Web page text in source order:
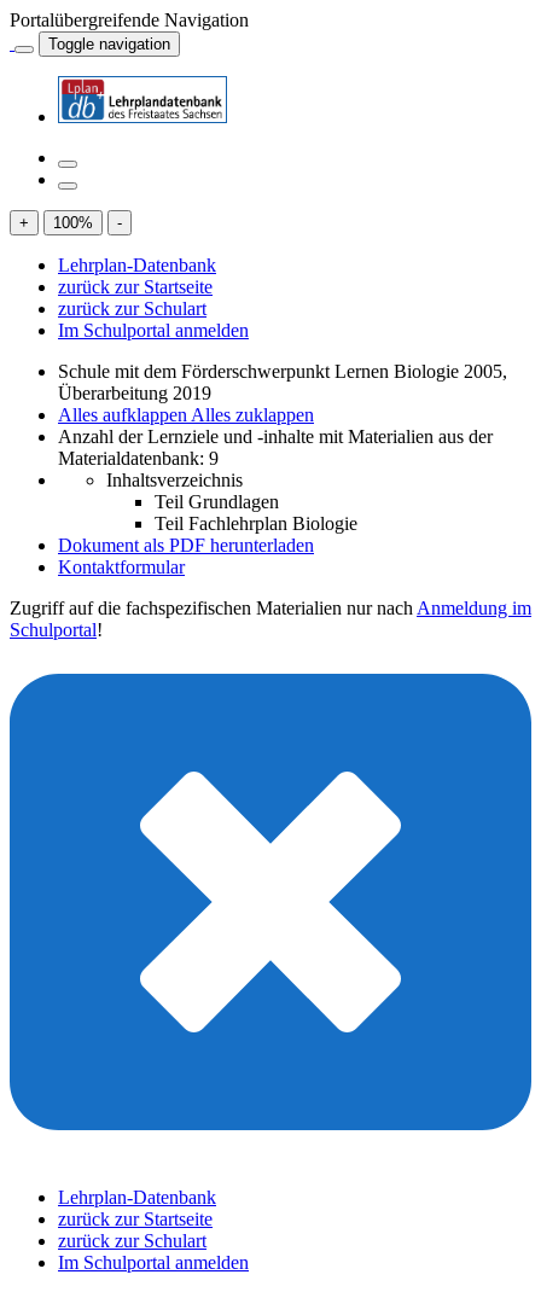
Portalübergreifende Navigation
Toggle navigation
+ 100% -
Lehrplan-Datenbank
zurück zur Startseite
zurück zur Schulart
Im Schulportal anmelden
Schule mit dem Förderschwerpunkt Lernen Biologie 2005,
Überarbeitung 2019
Alles aufklappen Alles zuklappen
Anzahl der Lernziele und -inhalte mit Materialien aus der
Materialdatenbank: 9
Inhaltsverzeichnis
Teil Grundlagen
Teil Fachlehrplan Biologie
Dokument als PDF herunterladen
Kontaktformular
Zugriff auf die fachspezifischen Materialien nur nach Anmeldung im
Schulportal!
Lehrplan-Datenbank
zurück zur Startseite
zurück zur Schulart
Im Schulportal anmelden